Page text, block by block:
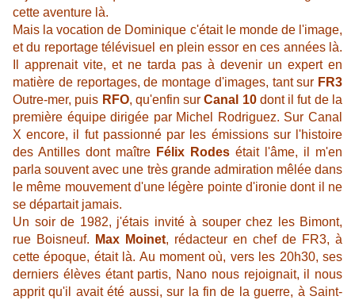
cette aventure là.
Mais la vocation de Dominique c'était le monde de l'image,
et du reportage télévisuel en plein essor en ces années là.
Il apprenait vite, et ne tarda pas à devenir un expert en
matière de reportages, de montage d'images, tant sur FR3
Outre-mer, puis RFO, qu'enfin surCanal 10dont il fut de la
première équipe dirigée par Michel Rodriguez. Sur Canal
X encore, il fut passionné par les émissions sur l'histoire
des Antilles dont maître Félix Rodes était l'âme, il m'en
parla souvent avec une très grande admiration mêlée dans
le même mouvement d'une légère pointe d'ironie dont il ne
se départait jamais.
Un soir de 1982, j'étais invité à souper chez les Bimont,
rue Boisneuf.
Max Moinet, rédacteur en chef de FR3, à
cette époque, était là. Au moment où, vers les 20h30, ses
derniers élèves étant partis, Nano nous rejoignait, il nous
apprit qu'il avait été aussi, sur la fin de la guerre, à Saint-